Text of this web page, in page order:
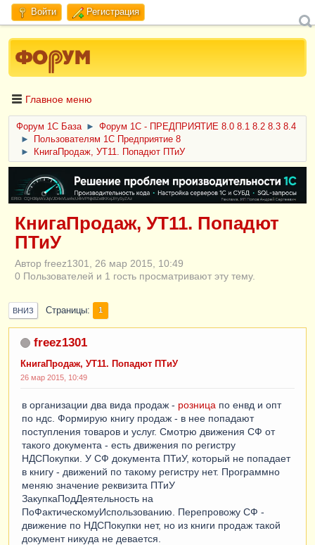
Войти Регистрация
Главное меню
Форум 1C База ►
Форум 1С - ПРЕДПРИЯТИЕ 8.0 8.1 8.2 8.3 8.4
►
Пользователям 1С Предприятие 8
►
КнигаПродаж, УТ11. Попадют ПТиУ
ERID: CQH36pWzJqVJD4xVLsnhcU4hVPNjkBZe8KKxjJiYySyZAz
КнигаПродаж, УТ11. Попадют
ПТиУ
Автор freez1301, 26 мар 2015, 10:49
0 Пользователей и 1 гость просматривают эту тему.
ВНИЗ Страницы 1
freez1301
КнигаПродаж, УТ11. Попадют ПТиУ
26 мар 2015, 10:49
в организации два вида продаж - розница по енвд и опт
по ндс. Формирую книгу продаж - в нее попадают
поступления товаров и услуг. Смотрю движения СФ от
такого документа - есть движения по регистру
НДСПокупки. У СФ документа ПТиУ, который не попадает
в книгу - движений по такому регистру нет. Программно
меняю значение реквизита ПТиУ
ЗакупкаПодДеятельность на
ПоФактическомуИспользованию. Перепровожу СФ -
движение по НДСПокупки нет, но из книги продаж такой
документ никуда не девается.